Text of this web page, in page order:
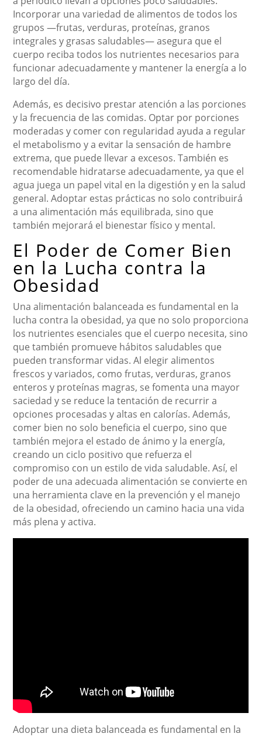
Incorporar una variedad de alimentos de todos los
grupos —frutas, verduras, proteínas, granos
integrales y grasas saludables— asegura que el
cuerpo reciba todos los nutrientes necesarios para
funcionar adecuadamente y mantener la energía a lo
largo del día.
Además, es decisivo prestar atención a las porciones
y la frecuencia de las comidas. Optar por porciones
moderadas y comer con regularidad ayuda a regular
el metabolismo y a evitar la sensación de hambre
extrema, que puede llevar a excesos. También es
recomendable hidratarse adecuadamente, ya que el
agua juega un papel vital en la digestión y en la salud
general. Adoptar estas prácticas no solo contribuirá
a una alimentación más equilibrada, sino que
también mejorará el bienestar físico y mental.
El Poder de Comer Bien
en la Lucha contra la
Obesidad
Una alimentación balanceada es fundamental en la
lucha contra la obesidad, ya que no solo proporciona
los nutrientes esenciales que el cuerpo necesita, sino
que también promueve hábitos saludables que
pueden transformar vidas. Al elegir alimentos
frescos y variados, como frutas, verduras, granos
enteros y proteínas magras, se fomenta una mayor
saciedad y se reduce la tentación de recurrir a
opciones procesadas y altas en calorías. Además,
comer bien no solo beneficia el cuerpo, sino que
también mejora el estado de ánimo y la energía,
creando un ciclo positivo que refuerza el
compromiso con un estilo de vida saludable. Así, el
poder de una adecuada alimentación se convierte en
una herramienta clave en la prevención y el manejo
de la obesidad, ofreciendo un camino hacia una vida
más plena y activa.
Adoptar una dieta balanceada es fundamental en la